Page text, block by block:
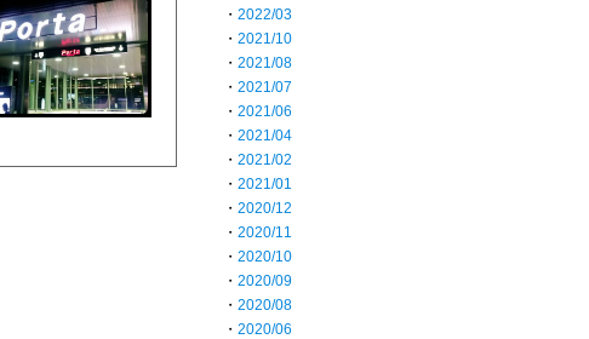
・ 2022/03
・ 2021/10
・ 2021/08
・ 2021/07
・ 2021/06
・ 2021/04
・ 2021/02
・ 2021/01
・ 2020/12
・ 2020/11
・ 2020/10
・ 2020/09
・ 2020/08
・ 2020/06